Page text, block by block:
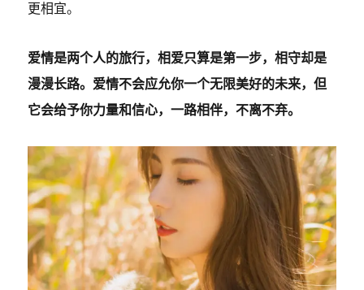
更相宜。
爱情是两个人的旅行，相爱只算是第一步，相守却是
漫漫长路。爱情不会应允你一个无限美好的未来，但
它会给予你力量和信心，一路相伴，不离不弃。